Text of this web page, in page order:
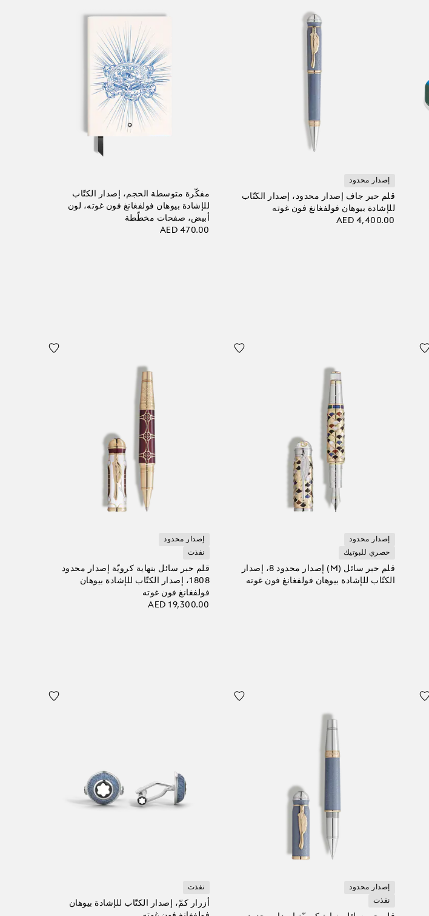
إصدار محدود
قلم حبر جاف إصدار محدود، إصدار الكتّاب
للإشادة بيوهان فولفغانغ فون غوته
AED 4,400.00
مفكّرة متوسطة الحجم، إصدار الكتّاب
للإشادة بيوهان فولفغانغ فون غوته، لون
أبيض، صفحات مخطّطة
AED 470.00
إصدار محدود
حصري للبوتيك
قلم حبر سائل (M) إصدار محدود 8، إصدار
الكتّاب للإشادة بيوهان فولفغانغ فون غوته
إصدار محدود
نفذت
قلم حبر سائل بنهاية كرويّة إصدار محدود
1808، إصدار الكتّاب للإشادة بيوهان
فولفغانغ فون غوته
AED 19,300.00
إصدار محدود
نفذت
نفذت
أزرار كمّ، إصدار الكتّاب للإشادة بيوهان